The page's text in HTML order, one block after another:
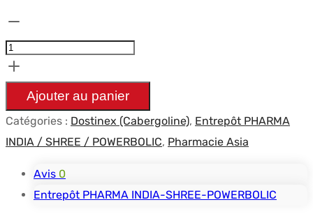
était : est :
de
(Dostinex)
0.5mg
(4
pilules)
-
Signature
Ajouter au panier
Catégories : Dostinex (Cabergoline), Entrepôt PHARMA
INDIA / SHREE / POWERBOLIC, Pharmacie Asia
Avis 0
Entrepôt PHARMA INDIA-SHREE-POWERBOLIC